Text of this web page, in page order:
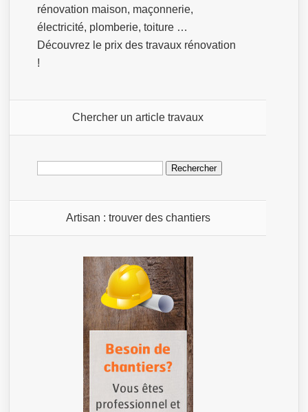
rénovation maison, maçonnerie,
électricité, plomberie, toiture …
Découvrez le prix des travaux rénovation
!
Chercher un article travaux
Rechercher :
Artisan : trouver des chantiers